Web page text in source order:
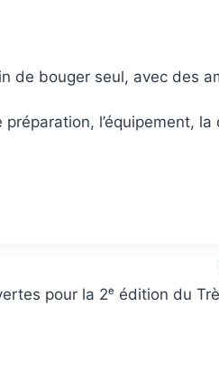
de bouger seul, avec des
l’équipement, la
pour la 2ᵉ édition du